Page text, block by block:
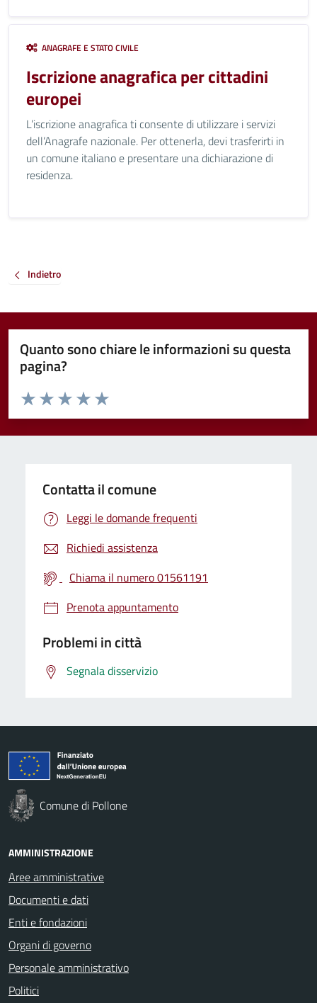
ANAGRAFE E STATO CIVILE
Iscrizione anagrafica per cittadini
europei
L’iscrizione anagrafica ti consente di utilizzare i servizi
dell’Anagrafe nazionale. Per ottenerla, devi trasferirti in
un comune italiano e presentare una dichiarazione di
residenza.
Indietro
Quanto sono chiare le informazioni su questa
pagina?
Valuta da 1 a 5 stelle la pagina
Valuta 5 stelle su 5
Valuta 4 stelle su 5
Valuta 3 stelle su 5
Valuta 2 stelle su 5
Valuta 1 stelle su 5
Contatta il comune
Leggi le domande frequenti
Richiedi assistenza
Chiama il numero 01561191
Prenota appuntamento
Problemi in città
Segnala disservizio
Comune di Pollone
AMMINISTRAZIONE
Aree amministrative
Documenti e dati
Enti e fondazioni
Organi di governo
Personale amministrativo
Politici